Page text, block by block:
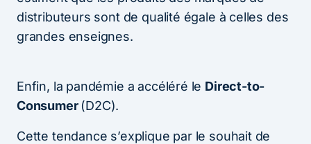
distributeurs sont de qualité égale à celles des
grandes enseignes.
Enfin, la pandémie a accéléré le Direct-to-
Consumer (D2C).
Cette tendance s’explique par le souhait de